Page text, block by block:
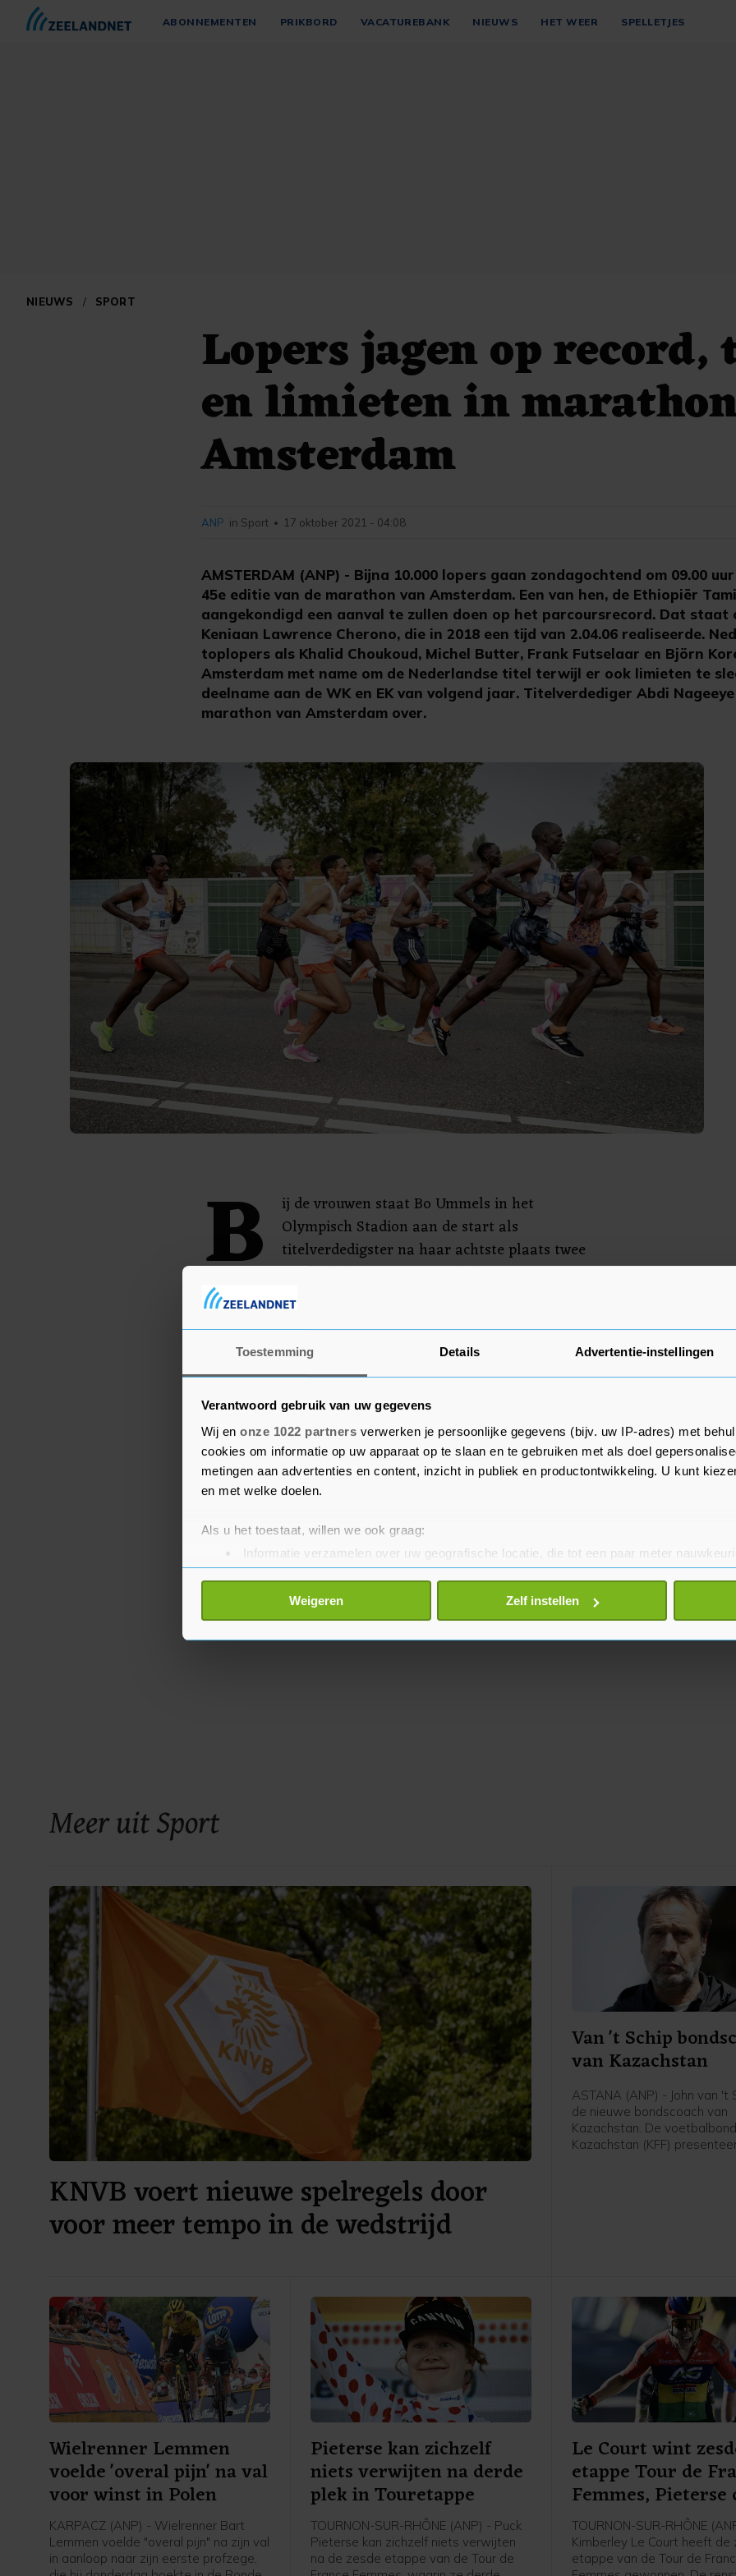
Toestemming Details Advertentie-instellingen
Verantwoord gebruik van uw gegevens
Wij en onze 1022 partners verwerken je persoonlijke gegevens (bijv. uw IP-adres) met
cookies om informatie op uw apparaat op te slaan en te gebruiken met als doel
metingen aan advertenties en content, inzicht in publiek en productontwikkeling. U kunt
en met welke doelen.
Als u het toestaat, willen we ook graag:
Informatie verzamelen over uw geografische locatie, die tot een paar meter
Uw apparaat identificeren door het actief te scannen op specifieke eigenschappen
Lees meer over hoe uw persoonlijke gegevens worden verwerkt en stel uw voorkeuren in het
toestemming op elk moment wijzigen of intrekken in de Cookieverklaring.
Weigeren Zelf instellen
ABONNEMENTEN PRIKBORD VACATUREBANK NIEUWS HET WEER SPELLETJES
NIEUWS / SPORT
Lopers jagen op
en limieten in
Amsterdam
AMSTERDAM (ANP) - Bijna 10.000 lopers gaan zondagochtend om 09.00
45e editie van de marathon van Amsterdam. Een van hen, de Ethiopiër
aangekondigd een aanval te zullen doen op het parcoursrecord. Dat staat
Keniaan Lawrence Cherono, die in 2018 een tijd van 2.04.06 realiseerde.
toplopers als Khalid Choukoud, Michel Butter, Frank Futselaar en Björn
Amsterdam met name om de Nederlandse titel terwijl er ook limieten te
deelname aan de WK en EK van volgend jaar. Titelverdediger Abdi
marathon van Amsterdam over.
ANP in Sport • 17 oktober 2021 - 04:08
B
ij de vrouwen staat Bo Ummels in het
Olympisch Stadion aan de start als
titelverdedigster na haar achtste plaats twee
jaar geleden. Ze was toen de beste
Nederlandse op zo'n 13 minuten van winnares Degitu
parcoursrecord: 2.19.26.
Er komen zondag ruim 31.000 lopers in actie in de
hoofdstad, de meesten dus op kortere afstanden.
Meer uit Sport
KNVB voert nieuwe spelregels door
voor meer tempo in de wedstrijd
Van 't Schip
van Kazachstan
ASTANA (ANP) - John van 't
de nieuwe bondscoach van
Kazachstan. De
Kazachstan (KFF)
Wielrenner Lemmen
voelde 'overal pijn' na val
voor winst in Polen
KARPACZ (ANP) - Wielrenner Bart
Lemmen voelde "overal pijn" na zijn val
in aanloop naar zijn eerste profzege,
Pieterse kan zichzelf
niets verwijten na derde
plek in Touretappe
TOURNON-SUR-RHÔNE (ANP) - Puck
Pieterse kan zichzelf niets verwijten
na de zesde etappe van de Tour de
Le Court wint
etappe Tour de
Femmes, Pieterse
TOURNON-SUR-RHÔNE
Kimberley Le Court heeft de
etappe van de Tour de